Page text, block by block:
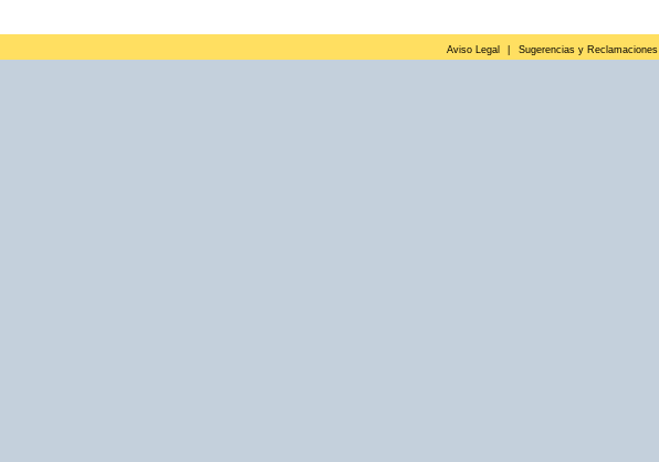
Aviso Legal Sugerencias y Reclamaciones